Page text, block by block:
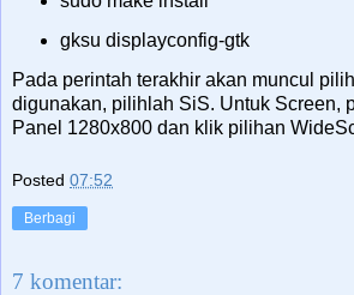
gksu displayconfig-gtk
Pada perintah terakhir akan muncul
digunakan, pilihlah SiS. Untuk Screen,
Panel 1280x800 dan klik pilihan
Posted 07:52
Berbagi
7 komentar: